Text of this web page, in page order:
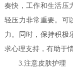
奏快，工作和生活压
轻压力非常重要。可
力。同时，保持积极
求心理支持，有助于
3.注意皮肤护理